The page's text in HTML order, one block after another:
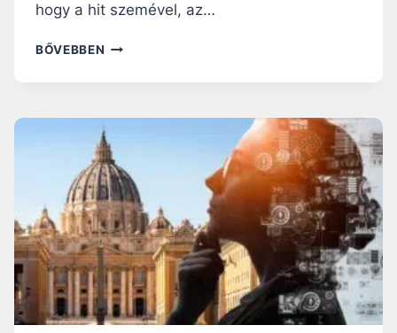
I
A
Y
I
K
A
L
A
P
V
E
T
Ő
B
U
S
S
Z
E
M
S
Z
Ö
G
É
hogy a hit szemével, az…
BŐVEBBEN L
Á
P
A
E
L
S
Ő
E
N
C
I
K